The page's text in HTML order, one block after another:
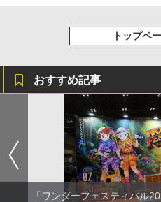
トップペ
おすすめ記事
「ワンダーフェスティバル